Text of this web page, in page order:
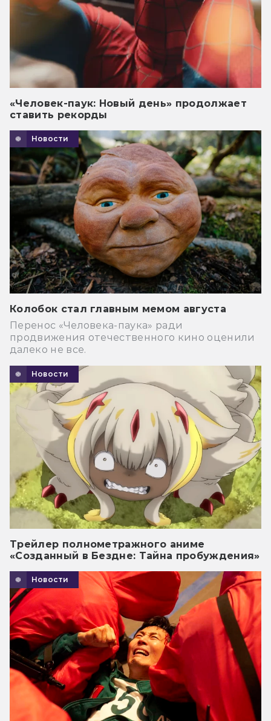
«Человек-паук: Новый день» продолжает
ставить рекорды
Новости
Колобок стал главным мемом августа
Перенос «Человека-паука» ради
продвижения отечественного кино оценили
далеко не все.
Новости
Трейлер полнометражного аниме
«Созданный в Бездне: Тайна пробуждения»
Новости